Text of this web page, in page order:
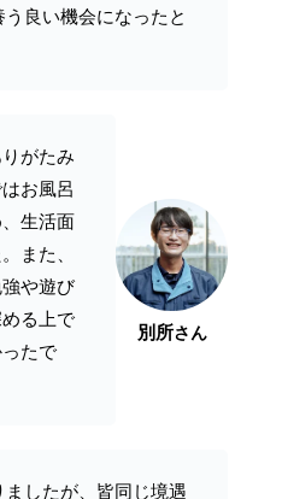
良い機会になったと
別所さん
がたみ
お風呂
生活面
また、
や遊び
る上で
たで
したが、皆同じ境遇